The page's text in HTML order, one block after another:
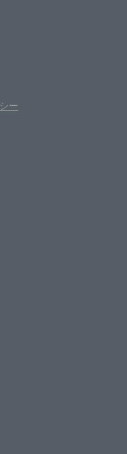
ー